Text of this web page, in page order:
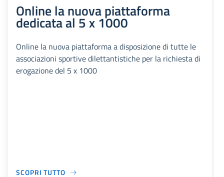
Online la nuova piattaforma
dedicata al 5 x 1000
Online la nuova piattaforma a disposizione di tutte le
associazioni sportive dilettantistiche per la richiesta di
erogazione del 5 x 1000
SCOPRI TUTTO